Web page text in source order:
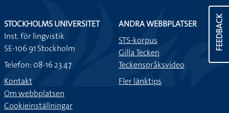
FEEDBACK
STOCKHOLMS UNIVERSITET
Inst. för lingvistik
SE-106 91 Stockholm
Telefon: 08-16 23 47
Kontakt
Om webbplatsen
Cookieinställningar
ANDRA WEBBPLATSER
STS-korpus
Gilla Tecken
Teckenspråksvideo
Fler länktips